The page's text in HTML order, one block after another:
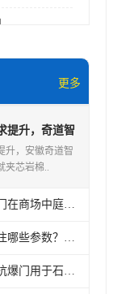
更多
提升，奇道智
门阻燃性能说
升，安徽奇道智
夹芯岩棉..
双轨防火卷帘门在商场中庭应用案例，奇道智能门安装服务受认可
钢大门采购关注哪些参数？奇道智能门梳理清单
奇道智能门：抗爆门用于石油化工项目，验收时需核对哪些资料？